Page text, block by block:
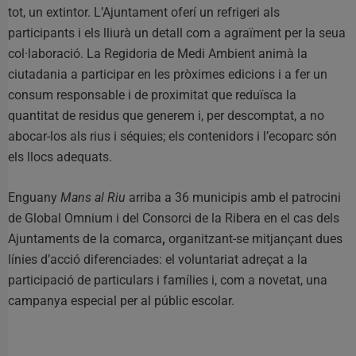
tot, un extintor. L’Ajuntament oferí un refrigeri als
participants i els lliurà un detall com a agraïment per la seua
col·laboració. La Regidoria de Medi Ambient animà la
ciutadania a participar en les pròximes edicions i a fer un
consum responsable i de proximitat que reduïsca la
quantitat de residus que generem i, per descomptat, a no
abocar-los als rius i séquies; els contenidors i l’ecoparc són
els llocs adequats.
Enguany Mans al Riu arriba a 36 municipis amb el patrocini
de Global Omnium i del Consorci de la Ribera en el cas dels
Ajuntaments de la comarca, organitzant-se mitjançant dues
línies d’acció diferenciades: el voluntariat adreçat a la
participació de particulars i famílies i, com a novetat, una
campanya especial per al públic escolar.